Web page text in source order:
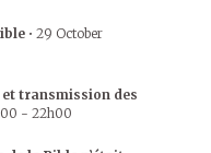
• 29 October
et transmission des
- 22h00